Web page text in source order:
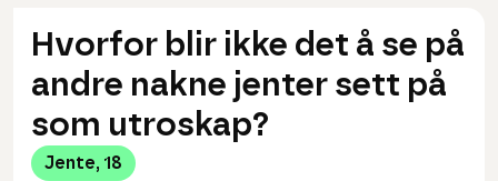
Hvorfor blir ikke det å se på
andre nakne jenter sett på
som utroskap?
Jente, 18